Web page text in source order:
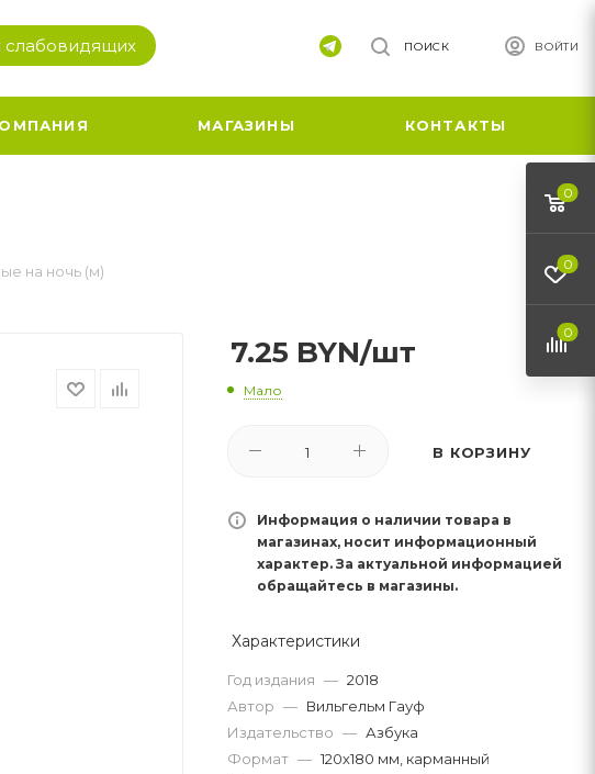
слабовидящих ВОЙТИ
ПОИСК
МАГАЗИНЫ КОНТАКТЫ
на ночь (м)
7.25 BYN/шт
Мало
В КОРЗИНУ
Информация о наличии товара в
магазинах, носит информационный
характер. За актуальной информацией
обращайтесь в магазины.
Характеристики
Год издания — 2018
Автор — Вильгельм Гауф
Издательство — Азбука
Формат — 120х180 мм, карманный
0
0
0